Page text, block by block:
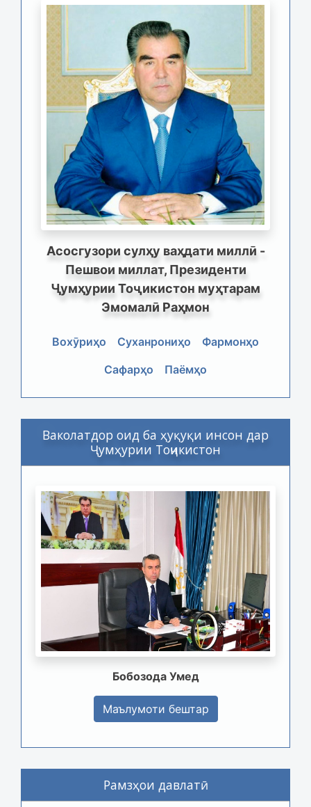
Асосгузори сулҳу ваҳдати миллӣ -
Пешвои миллат, Президенти
Ҷумҳурии Тоҷикистон муҳтарам
Эмомалӣ Раҳмон
Вохӯриҳо Суханрониҳо
Фармонҳо
Сафарҳо
Паёмҳо
Ваколатдор оид ба ҳуқуқи инсон дар
Ҷумҳурии Тоҷикистон
Бобозода Умед
Маълумоти бештар
Рамзҳои давлатӣ